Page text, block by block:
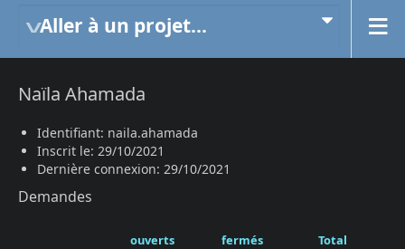
Aller à un projet...
Naïla Ahamada
Identifiant: naila.ahamada
Inscrit le: 29/10/2021
Dernière connexion: 29/10/2021
Demandes
ouverts fermés
Total